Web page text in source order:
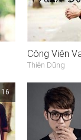
Công Viên
Thiên Dũng
16